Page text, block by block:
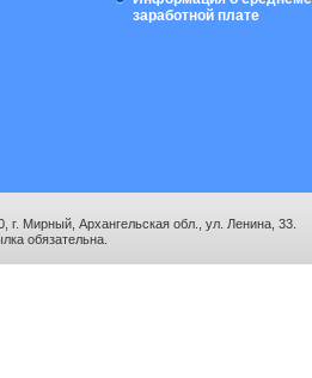
заработной плате
г. Мирный, Архангельская обл., ул. Ленина, 33.
обязательна.